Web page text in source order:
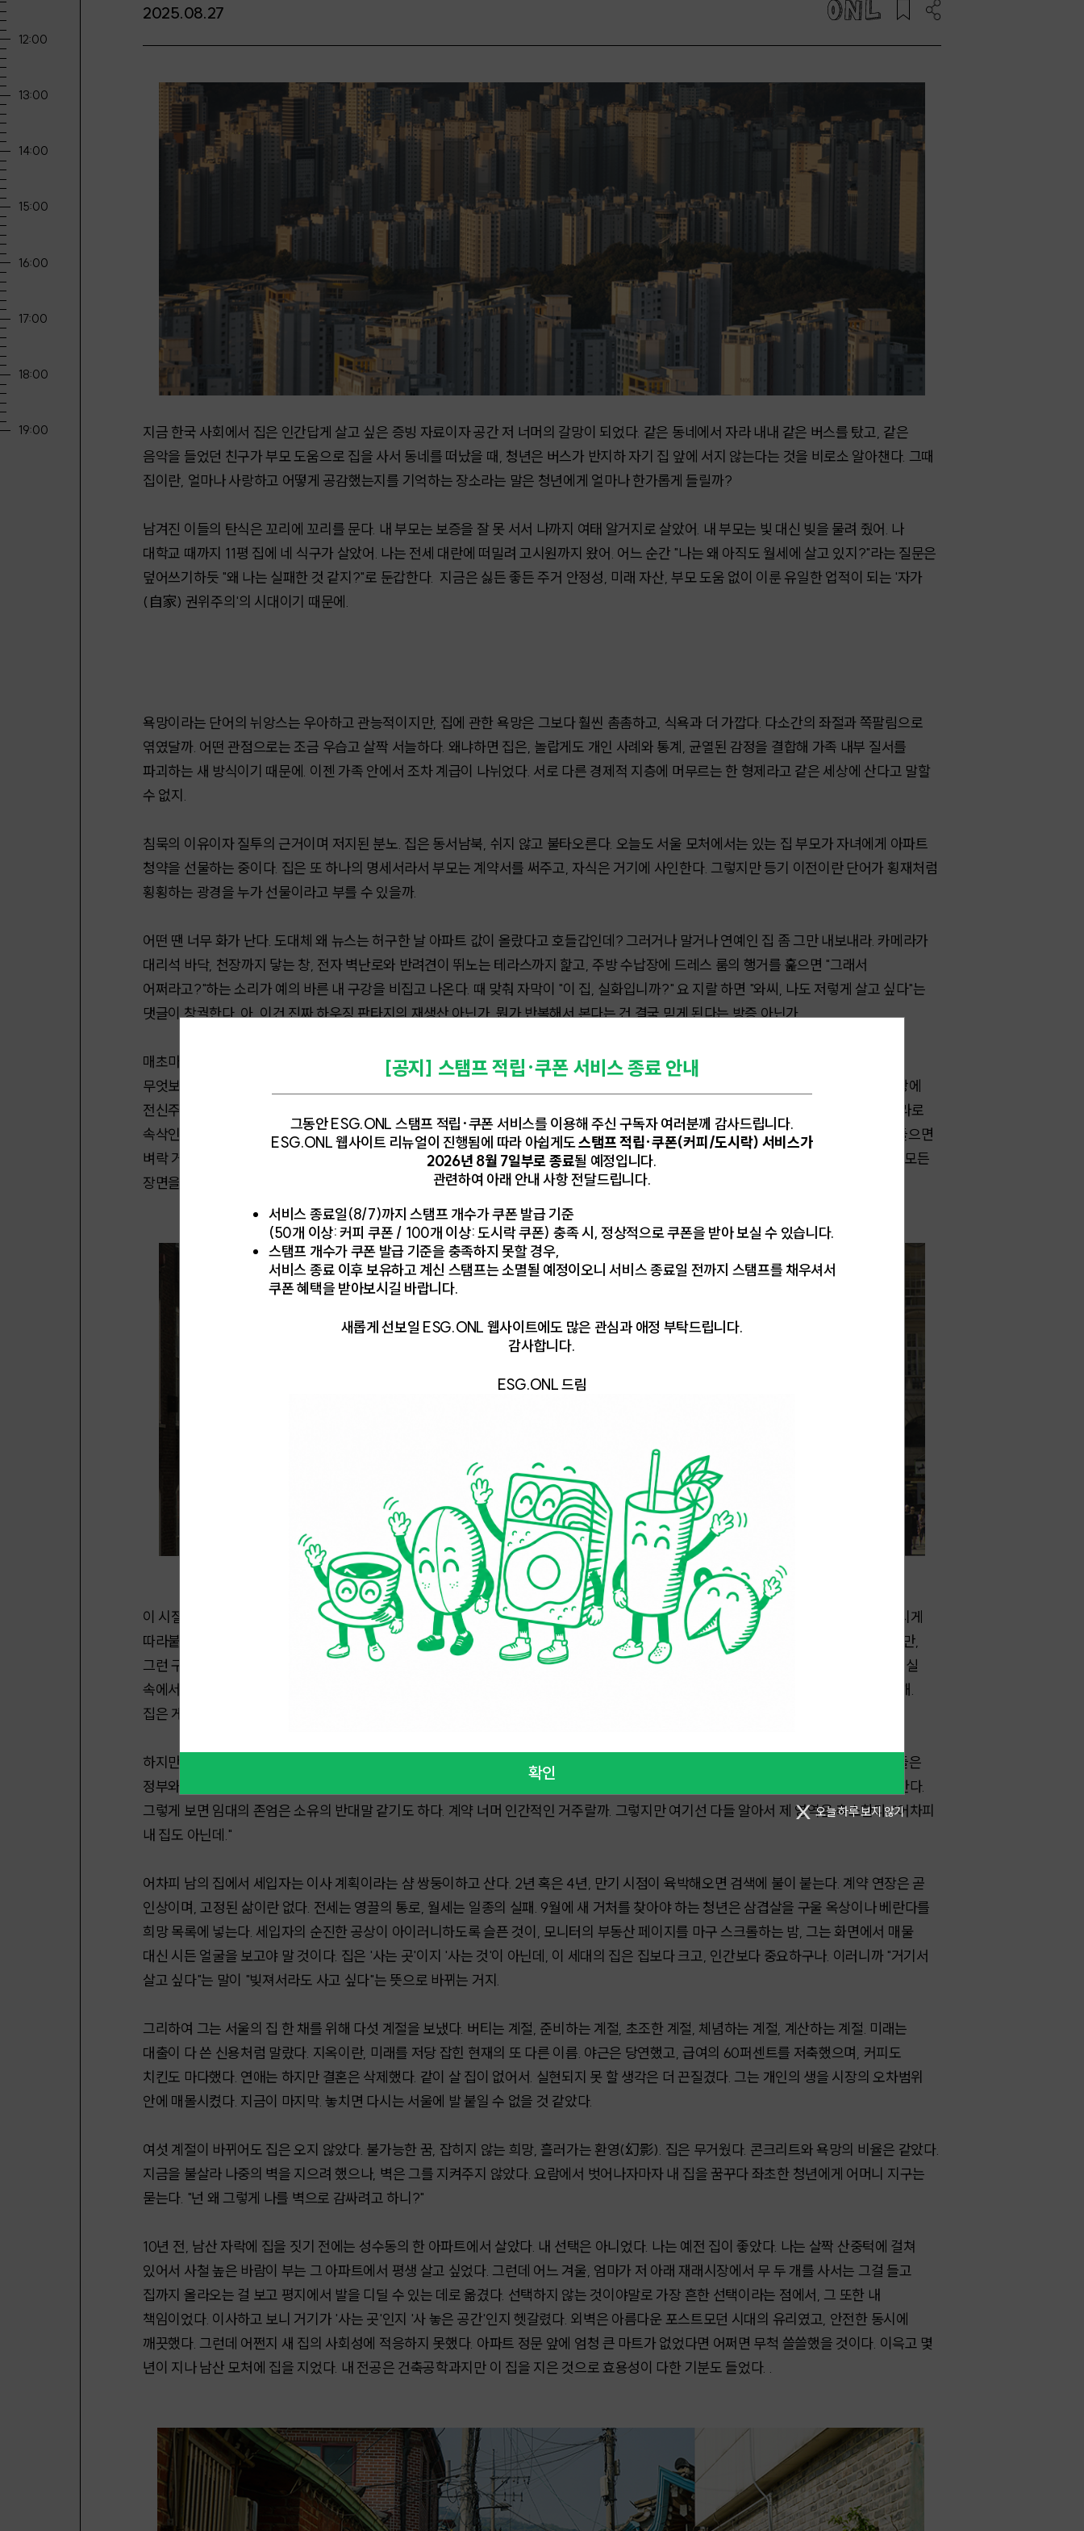
2025.08.27
지금 한국 사회에서 집은 인간답게 살고 싶은 증빙 자료이자 공간 저 너머의 갈망이 되었다. 같은 동네에서 자라 내내 같은 버스를 탔고, 같은
음악을 들었던 친구가 부모 도움으로 집을 사서 동네를 떠났을 때, 청년은 버스가 반지하 자기 집 앞에 서지 않는다는 것을 비로소 알아챈다. 그때
집이란, 얼마나 사랑하고 어떻게 공감했는지를 기억하는 장소라는 말은 청년에게 얼마나 한가롭게 들릴까?
남겨진 이들의 탄식은 꼬리에 꼬리를 문다. 내 부모는 보증을 잘 못 서서 나까지 여태 알거지로 살았어. 내 부모는 빛 대신 빚을 물려 줬어. 나
대학교 때까지 11평 집에 네 식구가 살았어. 나는 전세 대란에 떠밀려 고시원까지 왔어. 어느 순간 "나는 왜 아직도 월세에 살고 있지?"라는 질문은
덮어쓰기하듯 "왜 나는 실패한 것 같지?"로 둔갑한다. 지금은 싫든 좋든 주거 안정성, 미래 자산, 부모 도움 없이 이룬 유일한 업적이 되는 '자가
(自家) 권위주의'의 시대이기 때문에.
욕망이라는 단어의 뉘앙스는 우아하고 관능적이지만, 집에 관한 욕망은 그보다 훨씬 촘촘하고, 식욕과 더 가깝다. 다소간의 좌절과 쪽팔림으로
엮였달까. 어떤 관점으로는 조금 우습고 살짝 서늘하다. 왜냐하면 집은, 놀랍게도 개인 사례와 통계, 균열된 감정을 결합해 가족 내부 질서를
파괴하는 새 방식이기 때문에. 이젠 가족 안에서 조차 계급이 나뉘었다. 서로 다른 경제적 지층에 머무르는 한 형제라고 같은 세상에 산다고 말할
수 없지.
침묵의 이유이자 질투의 근거이며 저지된 분노. 집은 동서남북, 쉬지 않고 불타오른다. 오늘도 서울 모처에서는 있는 집 부모가 자녀에게 아파트
청약을 선물하는 중이다. 집은 또 하나의 명세서라서 부모는 계약서를 써주고, 자식은 거기에 사인한다. 그렇지만 등기 이전이란 단어가 횡재처럼
횡횡하는 광경을 누가 선물이라고 부를 수 있을까.
어떤 땐 너무 화가 난다. 도대체 왜 뉴스는 허구한 날 아파트 값이 올랐다고 호들갑인데? 그러거나 말거나 연예인 집 좀 그만 내보내라. 카메라가
대리석 바닥, 천장까지 닿는 창, 전자 벽난로와 반려견이 뛰노는 테라스까지 핥고, 주방 수납장에 드레스 룸의 행거를 훑으면 "그래서
어쩌라고?"하는 소리가 예의 바른 내 구강을 비집고 나온다. 때 맞춰 자막이 "이 집, 실화입니까?" 요 지랄 하면 "와씨, 나도 저렇게 살고 싶다"는
댓글이 창궐한다. 아, 이건 진짜 하우징 판타지의 재생산 아닌가. 뭔가 반복해서 본다는 건 결국 믿게 된다는 방증 아닌가.
매초마다 광고, 예능, 콘텐츠, 드라마가 합세해서 소유의 절대 가치를 떠벌린다. "너는 좋은 집에 살아야 돼. 넓고, 깨끗하고, 볕도 잘 들고,
무엇보다 자기 명의라야 돼." 게다가 드라마 캐릭터는 허구한 날 강남 아파트에 산다(그 놈의 강남. 오뎅 하나도 더 비싸고, 압구정 그 비싼 땅에
전신주 전선은 비에 젖은 인디언 물귀신처럼 얽혀 있고, 매장 사원들이 사장인 척 나대는 그 강남.) 유튜브의 부동산 채널은 사이렌 저리 가라로
속삭인다. "지금 사야 돼." "여기 폭등한다니까?" "영끌은 미친 게 아니야. 전략이고 투자고 계산이야." 전세 없는 사회를 예언하며 지 말 안 들으면
벼락 거지 된다고 공갈치면, 카메라는 좋다고 아파트 모델하우스를 스캔한다. 아이를 안고 들어가는 엄마와, 응접실에서 책을 읽는 아빠와, 모든
장면을 품은 주방의 수전과, 대리석을 펴 바른 화장실과, 성모 마리아처럼 포근한 조명. 그것이 당신의 미래라고 윽박지르는 것이다.
이 시절의 한국에서는 "자가냐, 전세냐"라는 말이 관계의 국면을 결정한다. 소개팅 자리에서, 대출 창구에서, 가족 모임에서도 질문은 성가시게
따라붙는다. 여기엔 묵직한 전제가 있다. 내 명의의 집은 정착이지만, 임대는 임시 혹은 불안한 거주. 고관대작들은 포용하는 사회를 외치지만,
그런 구호 같은 건 우리 동네까지 닿지도 않고, 대출 심사 기준에서 탈락한 사람을 품지도 않는다. 내 집이라는 절대적 권능이 불타오르는 현실
속에서 사회는 더러운 컨버스, 라면이 식은 양은 냄비, 보증금 3천 만 원으로 몸부림치는 청년에게까지 속삭인다. 집이 없는 사람은 불완전해.
집은 게임이야. 누가 먼저 들어가느냐, 누가 젊음을 덜 낭비하느냐. 그리고 청년은 그것을 믿었다. 아주 깊이, 뼈처럼.
하지만, 아시다시피 유럽은 거개가 임대주택에서 산다. 베를린 시민의 80퍼센트는 세입자고, 파리는 60퍼센트, 코펜하겐의 절반 이상. 그들은
정부와 시가 제공하는 장기 공공임대 시스템 아래서 갈등 없이 산다. 대출은 무, 이자에 쫓기지도 않고, 거주 형태의 초조 없이 인생에 몰두한다.
그렇게 보면 임대의 존엄은 소유의 반대말 같기도 하다. 계약 너머 인간적인 거주랄까. 그렇지만 여기선 다들 알아서 제 영역을 축소한다. "어차피
내 집도 아닌데."
어차피 남의 집에서 세입자는 이사 계획이라는 샴 쌍둥이하고 산다. 2년 혹은 4년, 만기 시점이 육박해오면 검색에 불이 붙는다. 계약 연장은 곧
인상이며, 고정된 삶이란 없다. 전세는 영끌의 통로, 월세는 일종의 실패. 9월에 새 거처를 찾아야 하는 청년은 삼겹살을 구울 옥상이나 베란다를
희망 목록에 넣는다. 세입자의 순진한 공상이 아이러니하도록 슬픈 것이, 모니터의 부동산 페이지를 마구 스크롤하는 밤, 그는 화면에서 매물
대신 시든 얼굴을 보고야 말 것이다. 집은 '사는 곳'이지 '사는 것'이 아닌데, 이 세대의 집은 집보다 크고, 인간보다 중요하구나. 이러니까 "거기서
살고 싶다"는 말이 "빚져서라도 사고 싶다"는 뜻으로 바뀌는 거지.
그리하여 그는 서울의 집 한 채를 위해 다섯 계절을 보냈다. 버티는 계절, 준비하는 계절, 초조한 계절, 체념하는 계절, 계산하는 계절. 미래는
대출이 다 쓴 신용처럼 말랐다. 지옥이란, 미래를 저당 잡힌 현재의 또 다른 이름. 야근은 당연했고, 급여의 60퍼센트를 저축했으며, 커피도
치킨도 마다했다. 연애는 하지만 결혼은 삭제했다. 같이 살 집이 없어서. 실현되지 못 할 생각은 더 끈질겼다. 그는 개인의 생을 시장의 오차범위
안에 매몰시켰다. 지금이 마지막. 놓치면 다시는 서울에 발 붙일 수 없을 것 같았다.
여섯 계절이 바뀌어도 집은 오지 않았다. 불가능한 꿈, 잡히지 않는 희망, 흘러가는 환영(幻影). 집은 무거웠다. 콘크리트와 욕망의 비율은 같았다.
지금을 불살라 나중의 벽을 지으려 했으나, 벽은 그를 지켜주지 않았다. 요람에서 벗어나자마자 내 집을 꿈꾸다 좌초한 청년에게 어머니 지구는
묻는다. "넌 왜 그렇게 나를 벽으로 감싸려고 하니?"
10년 전, 남산 자락에 집을 짓기 전에는 성수동의 한 아파트에서 살았다. 내 선택은 아니었다. 나는 예전 집이 좋았다. 나는 살짝 산중턱에 걸쳐
있어서 사철 높은 바람이 부는 그 아파트에서 평생 살고 싶었다. 그런데 어느 겨울, 엄마가 저 아래 재래시장에서 무 두 개를 사서는 그걸 들고
집까지 올라오는 걸 보고 평지에서 발을 디딜 수 있는 데로 옮겼다. 선택하지 않는 것이야말로 가장 흔한 선택이라는 점에서, 그 또한 내
책임이었다. 이사하고 보니 거기가 '사는 곳'인지 '사 놓은 공간'인지 헷갈렸다. 외벽은 아름다운 포스트모던 시대의 유리였고, 안전한 동시에
깨끗했다. 그런데 어쩐지 새 집의 사회성에 적응하지 못했다. 아파트 정문 앞에 엄청 큰 마트가 없었다면 어쩌면 무척 쓸쓸했을 것이다. 이윽고 몇
년이 지나 남산 모처에 집을 지었다. 내 전공은 건축공학과지만 이 집을 지은 것으로 효용성이 다한 기분도 들었다. .
[공지] 스탬프 적립·쿠폰 서비스 종료 안내
그동안 ESG.ONL 스탬프 적립·쿠폰 서비스를 이용해 주신 구독자 여러분께 감사드립니다.
ESG.ONL 웹사이트 리뉴얼이 진행됨에 따라 아쉽게도스탬프 적립·쿠폰(커피/도시락) 서비스가
2026년 8월 7일부로 종료될 예정입니다.
관련하여 아래 안내 사항 전달드립니다.
서비스 종료일(8/7)까지 스탬프 개수가 쿠폰 발급 기준
(50개 이상: 커피 쿠폰 / 100개 이상: 도시락 쿠폰) 충족 시, 정상적으로 쿠폰을 받아 보실 수 있습니다.
스탬프 개수가 쿠폰 발급 기준을 충족하지 못할 경우,
서비스 종료 이후 보유하고 계신 스탬프는 소멸될 예정이오니 서비스 종료일 전까지 스탬프를 채우셔서
쿠폰 혜택을 받아보시길 바랍니다.
새롭게 선보일 ESG.ONL 웹사이트에도 많은 관심과 애정 부탁드립니다.
감사합니다.
ESG.ONL 드림
확인
오늘 하루 보지 않기